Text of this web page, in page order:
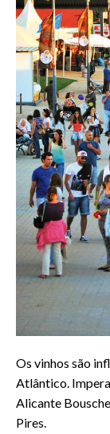
Os vinhos são
Atlântico.
Alicante
Pires.